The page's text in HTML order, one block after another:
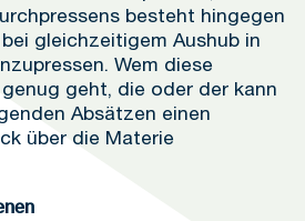
besteht hingegen
gleichzeitigem Aushub in
Wem diese
geht, die oder der kann
Absätzen einen
über die Materie